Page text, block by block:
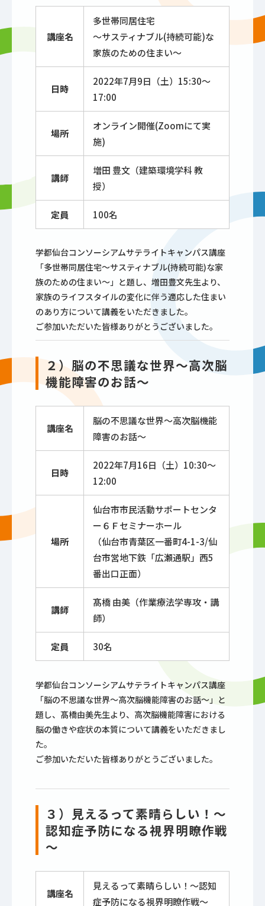
講座名
多世帯同居住宅
～サスティナブル(持続可能)な
家族のための住まい～
日時
2022年7月9日（土）15:30～
17:00
場所
オンライン開催(Zoomにて実
施)
講師
増田 豊文（建築環境学科 教
授）
定員 100名
学都仙台コンソーシアムサテライトキャンパス講座
「多世帯同居住宅～サスティナブル(持続可能)な家
族のための住まい～」と題し、増田豊文先生より、
家族のライフスタイルの変化に伴う適応した住まい
のあり方について講義をいただきました。
ご参加いただいた皆様ありがとうございました。
２）脳の不思議な世界～高次脳
機能障害のお話～
講座名
脳の不思議な世界～高次脳機能
障害のお話～
日時
2022年7月16日（土）10:30～
12:00
場所
仙台市市民活動サポートセンタ
ー６Ｆセミナーホール
（仙台市青葉区一番町4-1-3/仙
台市営地下鉄「広瀬通駅」西5
番出口正面）
講師
髙橋 由美（作業療法学専攻・講
師）
定員 30名
学都仙台コンソーシアムサテライトキャンパス講座
「脳の不思議な世界～高次脳機能障害のお話～」と
題し、髙橋由美先生より、高次脳機能障害における
脳の働きや症状の本質について講義をいただきまし
た。
ご参加いただいた皆様ありがとうございました。
３）見えるって素晴らしい！～
認知症予防になる視界明瞭作戦
～
講座名
見えるって素晴らしい！～認知
症予防になる視界明瞭作戦～